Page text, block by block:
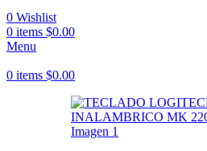
0 Wishlist
0 items $0.00
Menu
0 items $0.00